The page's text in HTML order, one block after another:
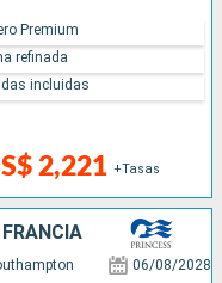
2,221 +Tasas
Premium
refinada
incluidas
06/08/2028